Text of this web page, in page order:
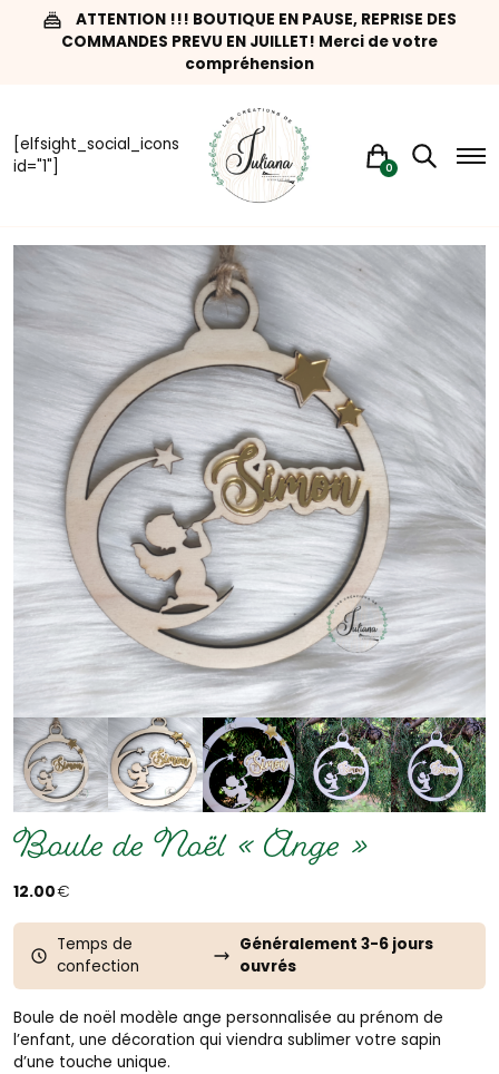
ATTENTION !!! BOUTIQUE EN PAUSE, REPRISE DES
COMMANDES PREVU EN JUILLET! Merci de votre
compréhension
[elfsight_social_icons
id="1"]
0
Boule de Noël « Ange »
12.00€
Temps de
confection
Généralement 3-6 jours
ouvrés
Boule de noël modèle ange personnalisée au prénom de
l’enfant, une décoration qui viendra sublimer votre sapin
d’une touche unique.